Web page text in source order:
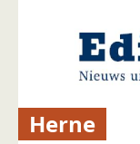
Herne